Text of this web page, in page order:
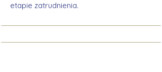
etapie zatrudnienia.